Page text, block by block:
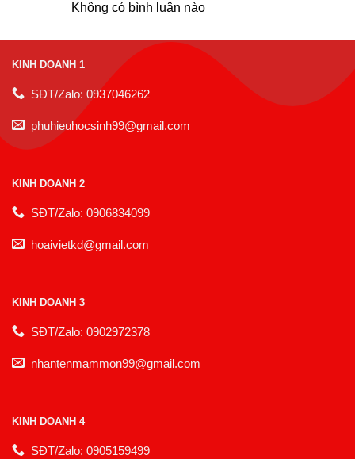
Không có bình luận nào
KINH DOANH 1
SĐT/Zalo: 0937046262
phuhieuhocsinh99@gmail.com
KINH DOANH 2
SĐT/Zalo: 0906834099
hoaivietkd@gmail.com
KINH DOANH 3
SĐT/Zalo: 0902972378
nhantenmammon99@gmail.com
KINH DOANH 4
SĐT/Zalo: 0905159499